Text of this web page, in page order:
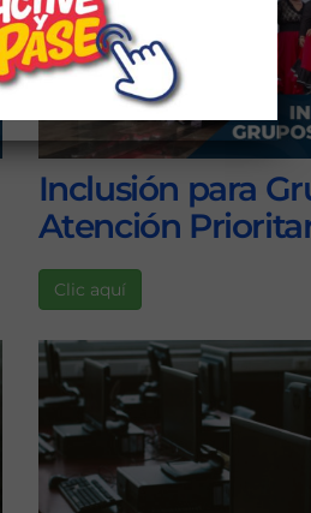
Inclusión para
Atención
Clic aquí